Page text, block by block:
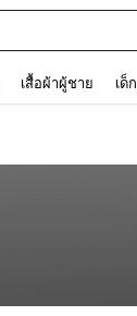
เสื้อผ้าผู้ชาย เด็ก